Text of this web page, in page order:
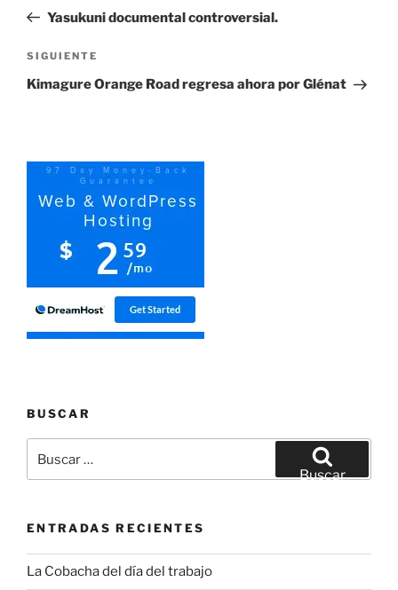
entradas
anterior:
Yasukuni documental controversial.
Siguiente
entrada
SIGUIENTE
Kimagure Orange Road regresa ahora por Glénat
BUSCAR
por:
Buscar
ENTRADAS RECIENTES
La Cobacha del día del trabajo